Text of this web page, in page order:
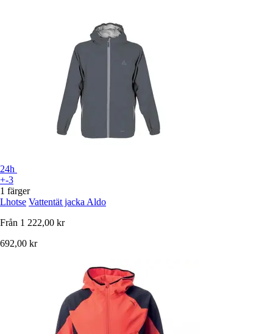
24h
+-3
1 färger
Lhotse Vattentät jacka Aldo
Från 1 222,00 kr
692,00 kr